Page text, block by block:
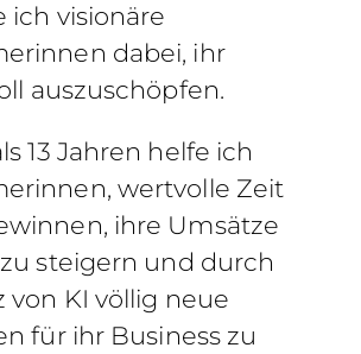
ich visionäre
dabei, ihr
auszuschöpfen.
13 Jahren helfe ich
wertvolle Zeit
ihre Umsätze
steigern und durch
von KI völlig neue
für ihr Business zu